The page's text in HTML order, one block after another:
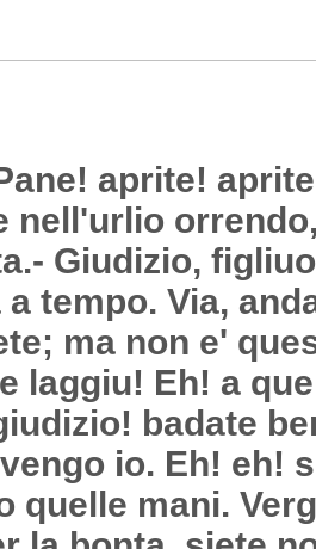
aprite!
nell'urlio
Giudizio,
tempo. Via,
ma non e'
laggiu! Eh! a
badate
io. Eh! eh!
quelle mani.